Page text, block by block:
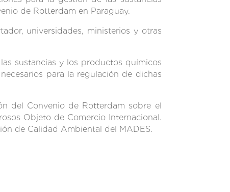
de Rotterdam en Paraguay.
universidades, ministerios y otras
sustancias y los productos químicos
para la regulación de dichas
del Convenio de Rotterdam sobre el
Objeto de Comercio Internacional.
de Calidad Ambiental del MADES.